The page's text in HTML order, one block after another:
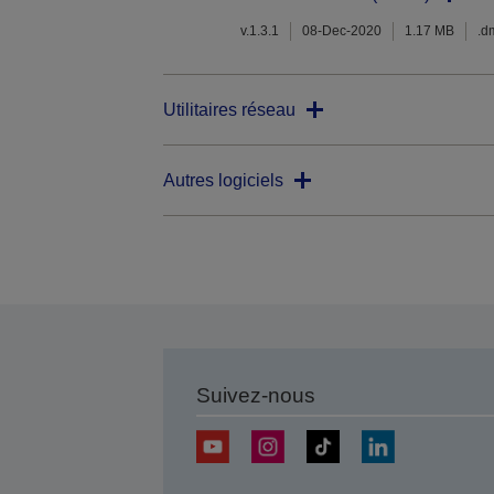
v.1.3.1 08-Dec-2020 1.17 MB
Utilitaires réseau
Autres logiciels
Suivez-nous